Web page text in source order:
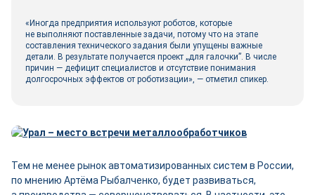
«Иногда предприятия используют роботов, которые
не выполняют поставленные задачи, потому что на этапе
составления технического задания были упущены важные
детали. В результате получается проект „для галочки”. В числе
причин — дефицит специалистов и отсутствие понимания
долгосрочных эффектов от роботизации», — отметил спикер.
Тем не менее рынок автоматизированных систем в России,
по мнению Артёма Рыбалченко, будет развиваться,